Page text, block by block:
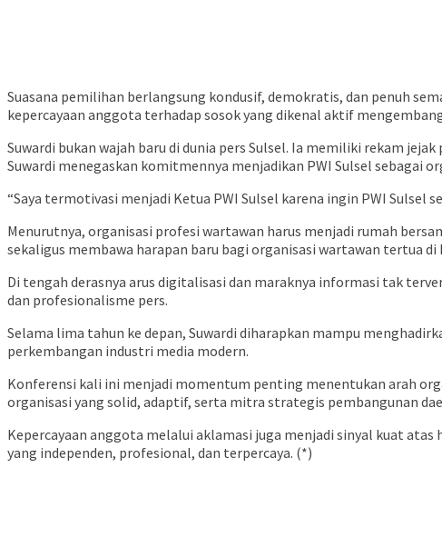
Suasana pemilihan berlangsung kondusif, demokratis, dan penuh
kepercayaan anggota terhadap sosok yang dikenal aktif
Suwardi bukan wajah baru di dunia pers Sulsel. Ia memiliki rekam
Suwardi menegaskan komitmennya menjadikan PWI Sulsel sebagai
“Saya termotivasi menjadi Ketua PWI Sulsel karena ingin PWI Sulsel
Menurutnya, organisasi profesi wartawan harus menjadi rumah
sekaligus membawa harapan baru bagi organisasi wartawan tertua di
Di tengah derasnya arus digitalisasi dan maraknya informasi tak
dan profesionalisme pers.
Selama lima tahun ke depan, Suwardi diharapkan mampu
perkembangan industri media modern.
Konferensi kali ini menjadi momentum penting menentukan arah
organisasi yang solid, adaptif, serta mitra strategis pembangunan
Kepercayaan anggota melalui aklamasi juga menjadi sinyal kuat
yang independen, profesional, dan terpercaya. (*)